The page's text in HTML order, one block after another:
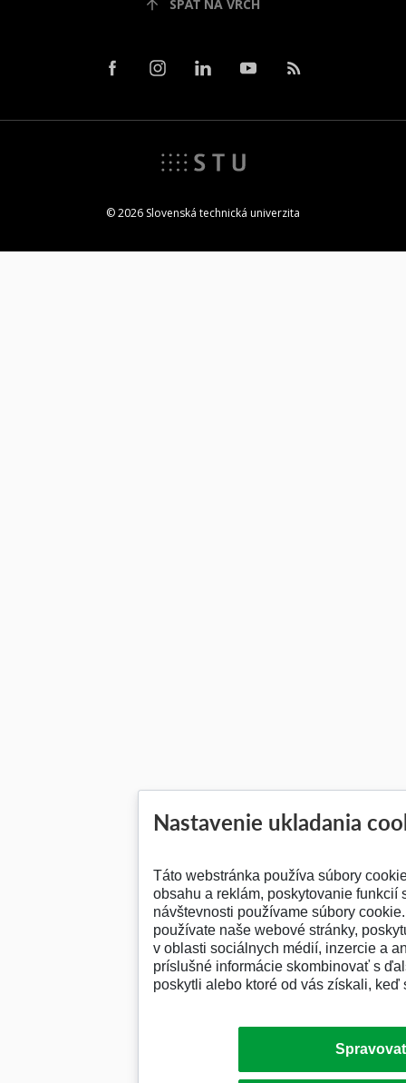
SPÄŤ NA VRCH
© 2026 Slovenská technická univerzita
Nastavenie ukladania
Táto webstránka používa súbory
obsahu a reklám, poskytovanie funkcií
návštevnosti používame súbory
používate naše webové stránky,
v oblasti sociálnych médií, inzercie a
príslušné informácie skombinovať s
poskytli alebo ktoré od vás získali, keď